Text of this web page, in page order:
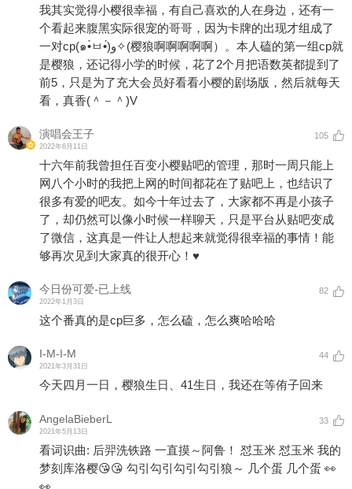
我其实觉得小樱很幸福，有自己喜欢的人在身边，还有一
个看起来腹黑实际很宠的哥哥，因为卡牌的出现才组成了
一对cp(๑•̀ㅂ•́)و✧(樱狼啊啊啊啊啊）。本人磕的第一组cp就
是樱狼，还记得小学的时候，花了2个月把语数英都提到了
前5，只是为了充大会员好看看小樱的剧场版，然后就每天
看，真香(＾－＾)V
演唱会王子
2022年6月11日
105
十六年前我曾担任百变小樱贴吧的管理，那时一周只能上
网八个小时的我把上网的时间都花在了贴吧上，也结识了
很多有爱的吧友。如今十年过去了，大家都不再是小孩子
了，却仍然可以像小时候一样聊天，只是平台从贴吧变成
了微信，这真是一件让人想起来就觉得很幸福的事情！能
够再次见到大家真的很开心！♥️
今日份可爱-已上线
2022年1月3日
82
这个番真的是cp巨多，怎么磕，怎么爽哈哈哈
I-M-I-M
2021年3月31日
44
今天四月一日，樱狼生日、41生日，我还在等侑子回来
AngelaBieberL
2021年5月13日
33
看词识曲: 后羿洗铁路 一直摸～阿鲁！ 怼玉米 怼玉米 我的
梦刻库洛樱😘😘 勾引勾引勾引勾引狼～ 几个蛋 几个蛋 👀
👀